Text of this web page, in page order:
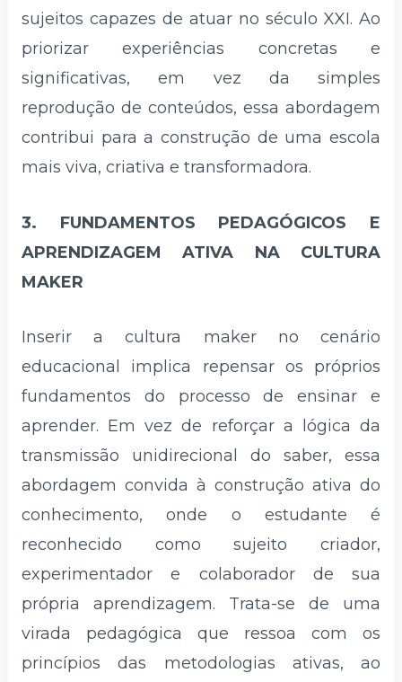
sujeitos capazes de atuar no século XXI. Ao
priorizar experiências concretas e
significativas, em vez da simples
reprodução de conteúdos, essa abordagem
contribui para a construção de uma escola
mais viva, criativa e transformadora.
3. FUNDAMENTOS PEDAGÓGICOS E
APRENDIZAGEM ATIVA NA CULTURA
MAKER
Inserir a cultura maker no cenário
educacional implica repensar os próprios
fundamentos do processo de ensinar e
aprender. Em vez de reforçar a lógica da
transmissão unidirecional do saber, essa
abordagem convida à construção ativa do
conhecimento, onde o estudante é
reconhecido como sujeito criador,
experimentador e colaborador de sua
própria aprendizagem. Trata-se de uma
virada pedagógica que ressoa com os
princípios das metodologias ativas, ao